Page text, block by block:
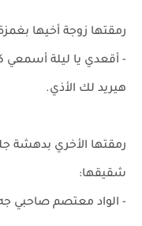
رمقتها زوجة أخيها
- أقعدي يا ليلة أسمعي
هيريد لك الأذي.
رمقتها الأخري بدهشة
شقيقها:
- الواد معتصم صاحبي